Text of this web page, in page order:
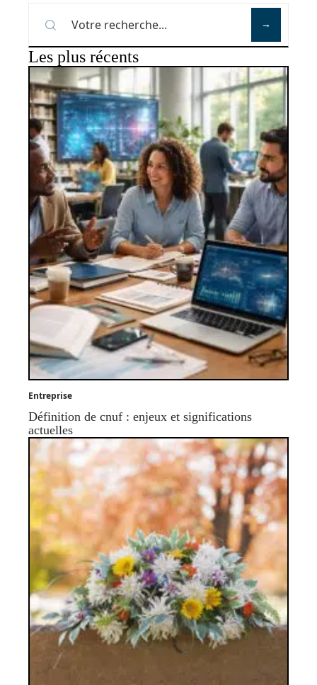
Les plus récents
Entreprise
Définition de cnuf : enjeux et significations
actuelles